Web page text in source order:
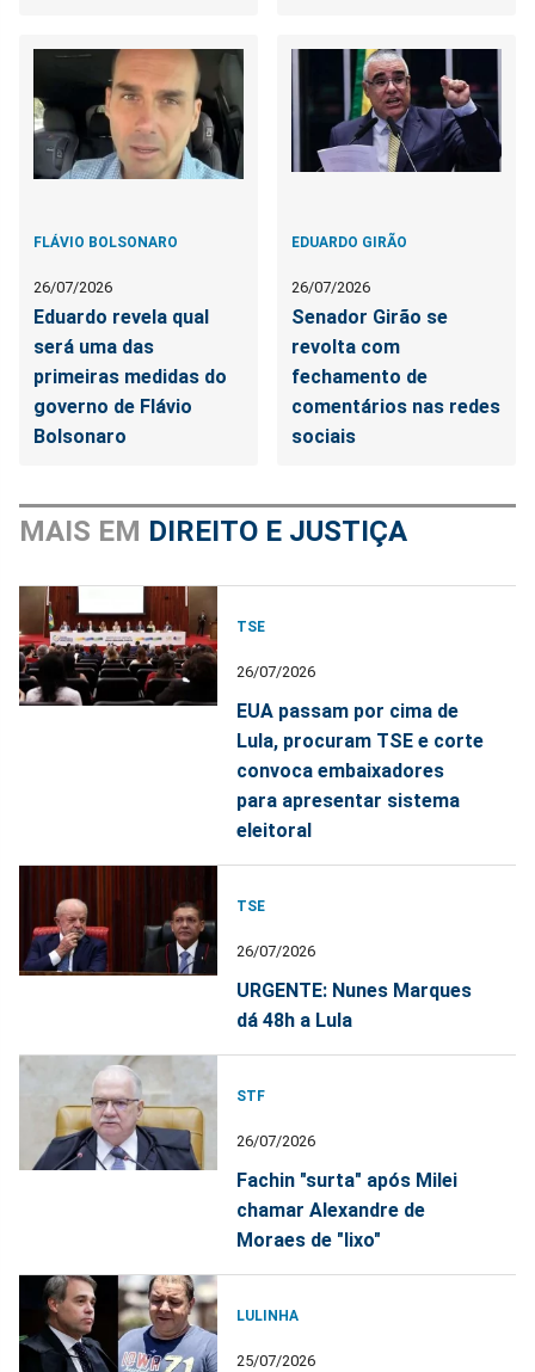
FLÁVIO BOLSONARO
26/07/2026
Eduardo revela qual
será uma das
primeiras medidas do
governo de Flávio
Bolsonaro
EDUARDO GIRÃO
26/07/2026
Senador Girão se
revolta com
fechamento de
comentários nas redes
sociais
MAIS EM DIREITO E JUSTIÇA
TSE
26/07/2026
EUA passam por cima de
Lula, procuram TSE e corte
convoca embaixadores
para apresentar sistema
eleitoral
TSE
26/07/2026
URGENTE: Nunes Marques
dá 48h a Lula
STF
26/07/2026
Fachin "surta" após Milei
chamar Alexandre de
Moraes de "lixo"
LULINHA
25/07/2026